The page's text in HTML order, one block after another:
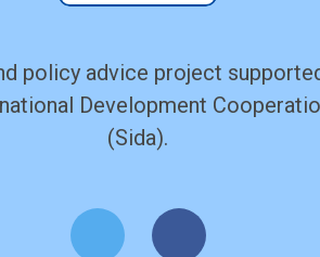
policy advice project
Development
(Sida).